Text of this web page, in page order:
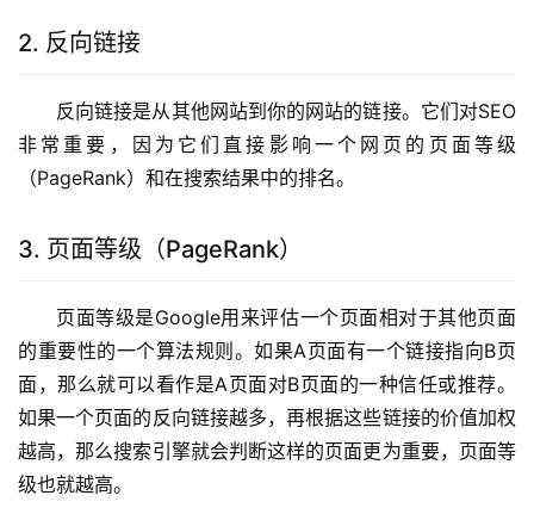
2. 反向链接
反向链接是从其他网站到你的网站的链接。它们对SEO
非常重要，因为它们直接影响一个网页的页面等级
（PageRank）和在搜索结果中的排名。
3. 页面等级（PageRank）
页面等级是Google用来评估一个页面相对于其他页面
的重要性的一个算法规则。如果A页面有一个链接指向B页
面，那么就可以看作是A页面对B页面的一种信任或推荐。
如果一个页面的反向链接越多，再根据这些链接的价值加权
越高，那么搜索引擎就会判断这样的页面更为重要，页面等
级也就越高。